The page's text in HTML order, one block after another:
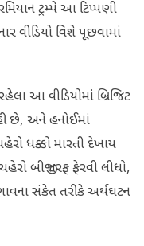
ટ્રમ્પે આ ટિપ્પણી
વીડિયો વિશે પૂછવામાં
આ વીડિયોમાં બ્રિજિટ
છે, અને હનોઈમાં
ધક્કો મારતી દેખાય
બીજી તરફ ફેરવી લીધો,
સંકેત તરીકે અર્થઘટન